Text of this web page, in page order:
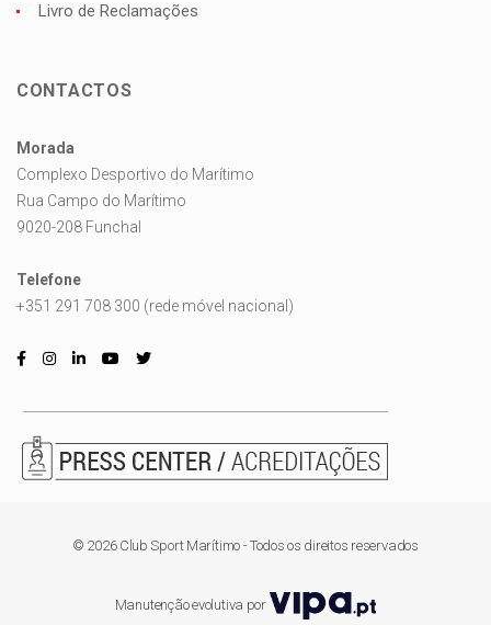
Livro de Reclamações
CONTACTOS
Morada
Complexo Desportivo do Marítimo
Rua Campo do Marítimo
9020-208 Funchal
Telefone
+351 291 708 300 (rede móvel nacional)
© 2026 Club Sport Marítimo - Todos os direitos reservados
Manutenção evolutiva por